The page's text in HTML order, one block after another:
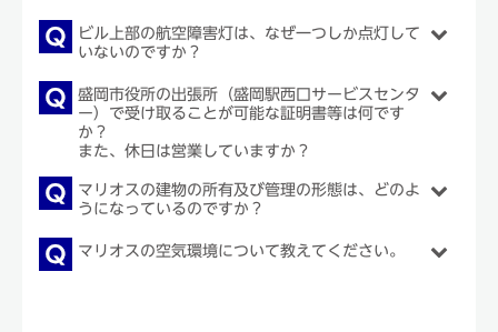
ビル上部の航空障害灯は、なぜ一つしか点灯して
いないのですか？
盛岡市役所の出張所（盛岡駅西口サービスセンタ
ー）で受け取ることが可能な証明書等は何です
か？
また、休日は営業していますか？
マリオスの建物の所有及び管理の形態は、どのよ
うになっているのですか？
マリオスの空気環境について教えてください。